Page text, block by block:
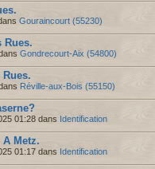
Gouraincourt (55230)
Rues.
Gondrecourt-Aix (54800)
Rues.
Réville-aux-Bois (55150)
01:28 dans Identification
Metz.
01:17 dans Identification